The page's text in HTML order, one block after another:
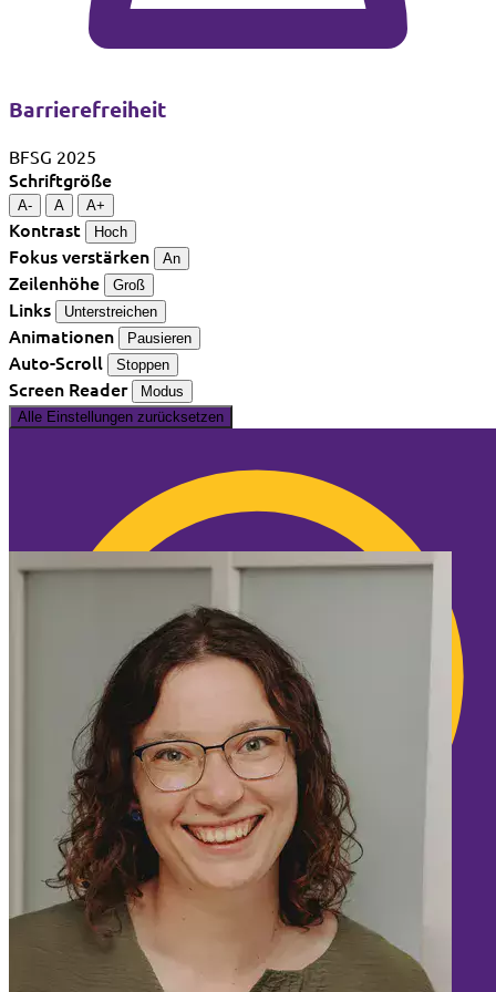
Barrierefreiheit
BFSG 2025
Schriftgröße
A- A A+
Kontrast Hoch
Fokus verstärken An
Zeilenhöhe Groß
Links Unterstreichen
Animationen Pausieren
Auto-Scroll Stoppen
Screen Reader
Modus
Alle Einstellungen zurücksetzen
🍪 Überraschung: Wir nerven dich NICHT mit
🍪 Cookie-Info